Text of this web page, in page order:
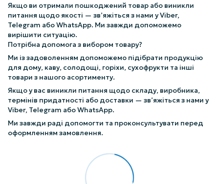
Якщо ви отримали пошкоджений товар або виникли
питання щодо якості — зв’яжіться з нами у Viber,
Telegram або WhatsApp. Ми завжди допоможемо
вирішити ситуацію.
Потрібна допомога з вибором товару?
Ми із задоволенням допоможемо підібрати продукцію
для дому, каву, солодощі, горіхи, сухофрукти та інші
товари з нашого асортименту.
Якщо у вас виникли питання щодо складу, виробника,
термінів придатності або доставки — зв’яжіться з нами у
Viber, Telegram або WhatsApp.
Ми завжди раді допомогти та проконсультувати перед
оформленням замовлення.